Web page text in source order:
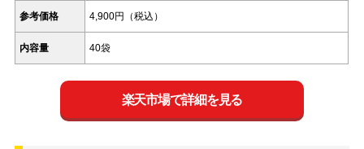
参考価格 4,900円（税込）
内容量 40袋
楽天市場で詳細を見る